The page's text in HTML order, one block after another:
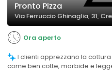
Pronto Pizza
Via Ferruccio Ghinaglia, 31,
Ora aperto
come ben cotte, morbide e